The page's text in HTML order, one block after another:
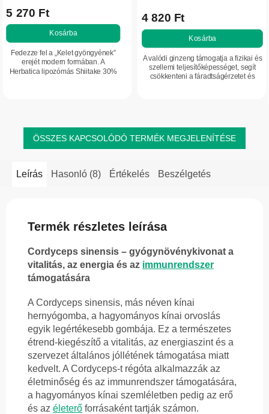
5 270 Ft
Kosárba
Fedezze fel a „Kelet gyöngyének”
erejét modern formában. A
Herbatica lipozómás Shiitake 30%
4 820 Ft
Kosárba
A valódi ginzeng támogatja a fizikai és
szellemi teljesítőképességet, segít
csökkenteni a fáradtságérzetet és
ÖSSZES KAPCSOLÓDÓ TERMÉK MEGJELENÍTÉSE
Leírás Hasonló (8) Értékelés Beszélgetés
Termék részletes leírása
Cordyceps sinensis – gyógynövénykivonat a
vitalitás, az energia és az immunrendszer
támogatására
A Cordyceps sinensis, más néven kínai
hernyógomba, a hagyományos kínai orvoslás
egyik legértékesebb gombája. Ez a természetes
étrend-kiegészítő a vitalitás, az energiaszint és a
szervezet általános jóllétének támogatása miatt
kedvelt. A Cordyceps-t régóta alkalmazzák az
életminőség és az immunrendszer támogatására,
a hagyományos kínai szemléletben pedig az erő
és az életerő forrásaként tartják számon.